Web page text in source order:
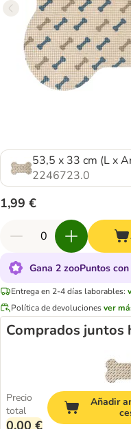
53,5 x 33 cm (L x
2246723.0
1,99 €
Gana 2 zooPuntos
Entrega en 2-4 días laborables:
Política de devolucionesver
Comprados juntos
Precio
total
0,00 €
Añadir